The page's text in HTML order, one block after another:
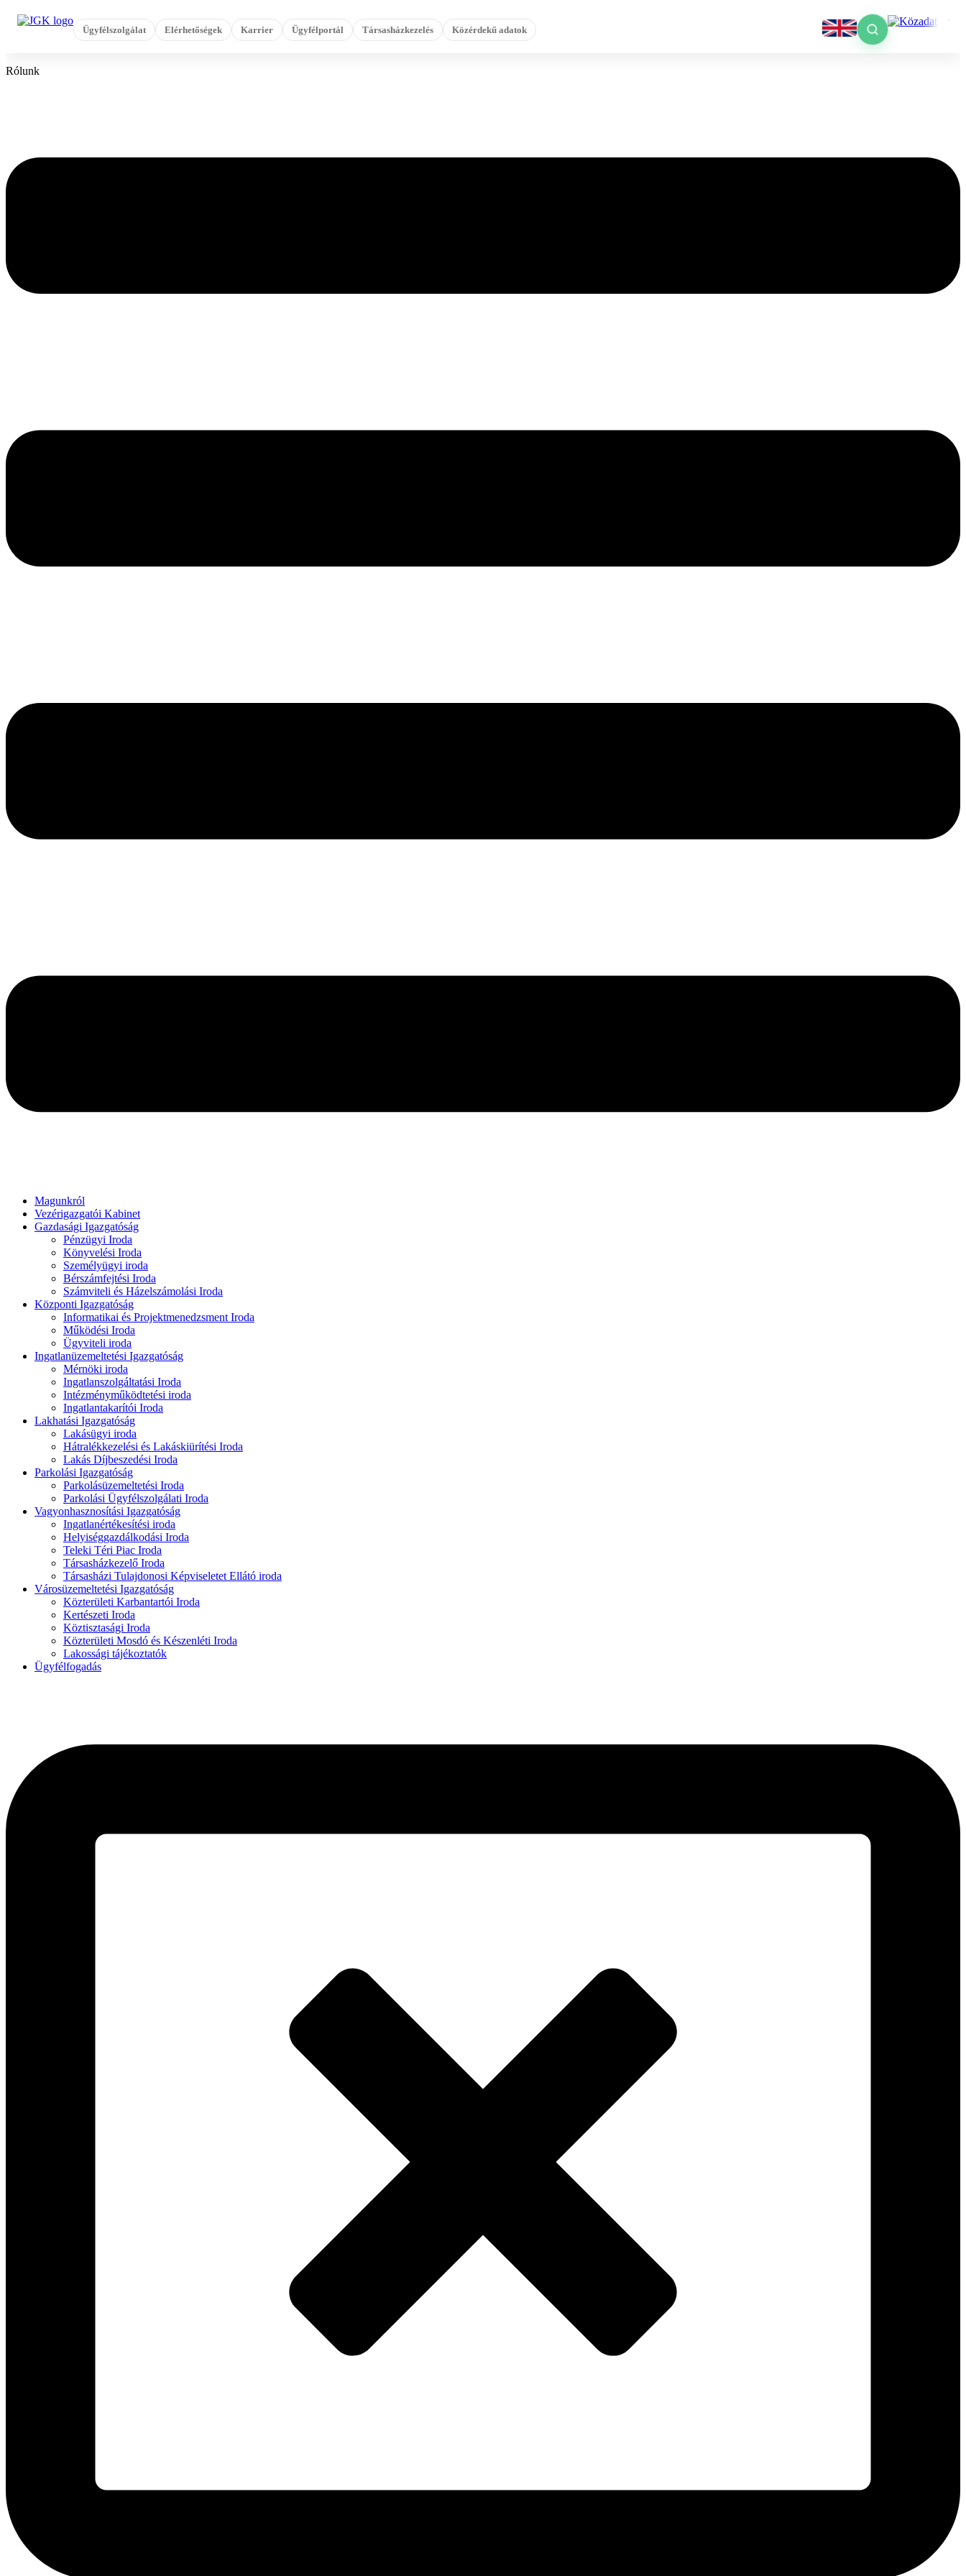
Ügyfélszolgálat Elérhetőségek Karrier Ügyfélportál Társasházkezelés Közérdekű adatok
Rólunk
Magunkról
Vezérigazgatói Kabinet
Gazdasági Igazgatóság
Pénzügyi Iroda
Könyvelési Iroda
Személyügyi iroda
Bérszámfejtési Iroda
Számviteli és Házelszámolási Iroda
Központi Igazgatóság
Informatikai és Projektmenedzsment Iroda
Működési Iroda
Ügyviteli iroda
Ingatlanüzemeltetési Igazgatóság
Mérnöki iroda
Ingatlanszolgáltatási Iroda
Intézményműködtetési iroda
Ingatlantakarítói Iroda
Lakhatási Igazgatóság
Lakásügyi iroda
Hátralékkezelési és Lakáskiürítési Iroda
Lakás Díjbeszedési Iroda
Parkolási Igazgatóság
Parkolásüzemeltetési Iroda
Parkolási Ügyfélszolgálati Iroda
Vagyonhasznosítási Igazgatóság
Ingatlanértékesítési iroda
Helyiséggazdálkodási Iroda
Teleki Téri Piac Iroda
Társasházkezelő Iroda
Társasházi Tulajdonosi Képviseletet Ellátó iroda
Városüzemeltetési Igazgatóság
Közterületi Karbantartói Iroda
Kertészeti Iroda
Köztisztasági Iroda
Közterületi Mosdó és Készenléti Iroda
Lakossági tájékoztatók
Ügyfélfogadás